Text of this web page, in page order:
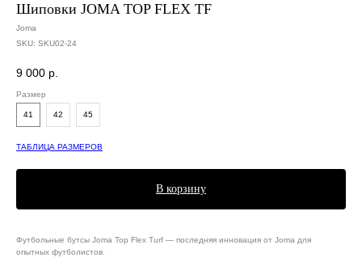
Шиповки JOMA TOP FLEX TF
Joma
SKU: SKU02-24
9 000 р.
Размер
41 42 45
ТАБЛИЦА РАЗМЕРОВ
В корзину
Футбольные бутсы Joma Top Flex Turf — последняя инновация от Joma для
опытных футболистов.